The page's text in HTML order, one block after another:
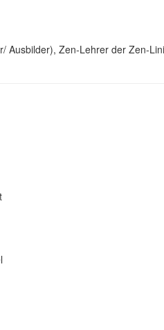
Ausbilder), Zen-Lehrer der Zen-